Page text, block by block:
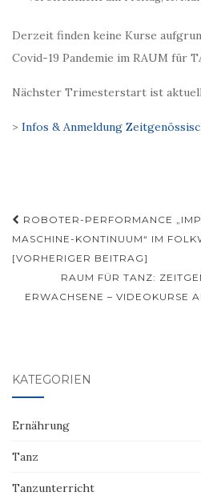
Derzeit finden keine Kurse
Covid-19 Pandemie im RAUM für
Nächster Trimesterstart ist
> Infos & Anmeldung
ROBOTER-PERFORMANCE
MASCHINE-KONTINUUM“ IM
[VORHERIGER BEITRAG]
RAUM FÜR TANZ:
ERWACHSENE – VIDEOKURSE
KATEGORIEN
Ernährung
Tanz
Tanzunterricht